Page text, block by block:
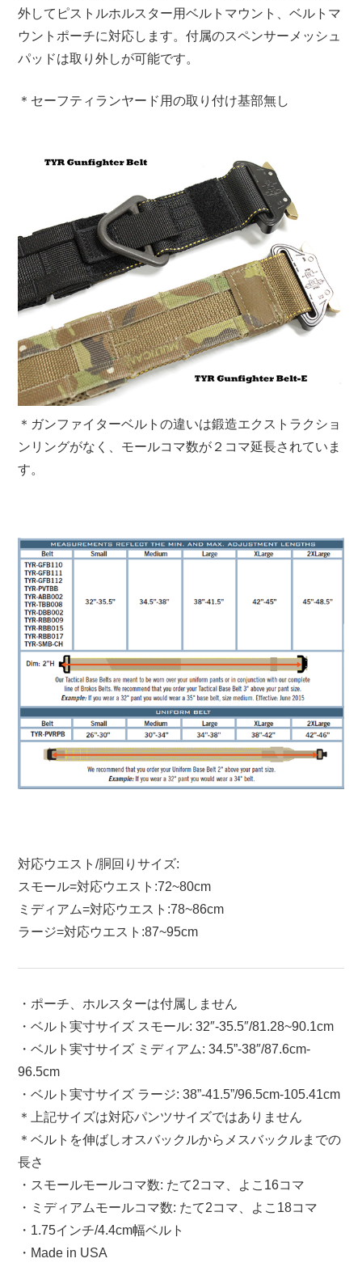
外してピストルホルスター用ベルトマウント、ベルトマ
ウントポーチに対応します。付属のスペンサーメッシュ
パッドは取り外しが可能です。
＊セーフティランヤード用の取り付け基部無し
＊ガンファイターベルトの違いは鍛造エクストラクショ
ンリングがなく、モールコマ数が２コマ延長されていま
す。
対応ウエスト/胴回りサイズ:
スモール=対応ウエスト:72~80cm
ミディアム=対応ウエスト:78~86cm
ラージ=対応ウエスト:87~95cm
・ポーチ、ホルスターは付属しません
・ベルト実寸サイズ スモール: 32″-35.5″/81.28~90.1cm
・ベルト実寸サイズ ミディアム: 34.5”-38″/87.6cm-
96.5cm
・ベルト実寸サイズ ラージ: 38”-41.5”/96.5cm-105.41cm
＊上記サイズは対応パンツサイズではありません
＊ベルトを伸ばしオスバックルからメスバックルまでの
長さ
・スモールモールコマ数: たて2コマ、よこ16コマ
・ミディアムモールコマ数: たて2コマ、よこ18コマ
・1.75インチ/4.4cm幅ベルト
・Made in USA